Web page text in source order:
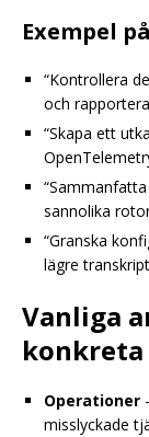
Exempel
“Kontrollera
och
“Skapa ett
sannolika
“Granska
lägre
Vanliga
Operationer
misslyckade